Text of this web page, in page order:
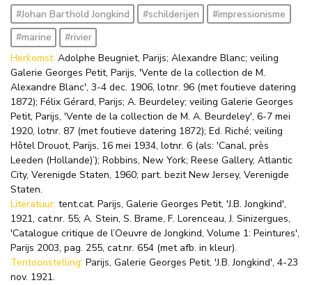
#Johan Barthold Jongkind #schilderijen
#impressionisme
#marine
#rivier
Herkomst: Adolphe Beugniet, Parijs; Alexandre Blanc; veiling
Galerie Georges Petit, Parijs, 'Vente de la collection de M.
Alexandre Blanc', 3-4 dec. 1906, lotnr. 96 (met foutieve datering
1872); Félix Gérard, Parijs; A. Beurdeley; veiling Galerie Georges
Petit, Parijs, 'Vente de la collection de M. A. Beurdeley', 6-7 mei
1920, lotnr. 87 (met foutieve datering 1872); Ed. Riché; veiling
Hôtel Drouot, Parijs, 16 mei 1934, lotnr. 6 (als: 'Canal, près
Leeden (Hollande)’); Robbins, New York; Reese Gallery, Atlantic
City, Verenigde Staten, 1960; part. bezit New Jersey, Verenigde
Staten.
Literatuur: tent.cat. Parijs, Galerie Georges Petit, 'J.B. Jongkind',
1921, cat.nr. 55; A. Stein, S. Brame, F. Lorenceau, J. Sinizergues,
'Catalogue critique de l’Oeuvre de Jongkind, Volume 1: Peintures',
Parijs 2003, pag. 255, cat.nr. 654 (met afb. in kleur).
Tentoonstelling: Parijs, Galerie Georges Petit, 'J.B. Jongkind', 4-23
nov. 1921.